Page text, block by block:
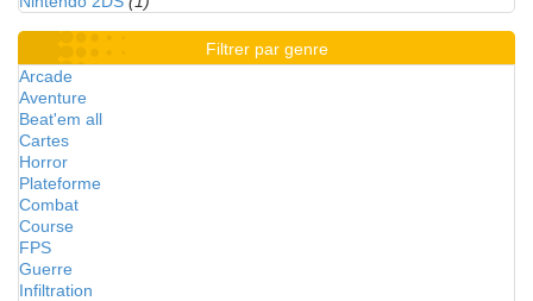
Filtrer par genre
Arcade
Aventure
Beat'em all
Cartes
Horror
Plateforme
Combat
Course
FPS
Guerre
Infiltration